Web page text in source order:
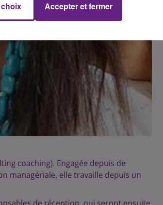
coaching). Engagée depuis de
managériale, elle travaille depuis un
Accepter et fermer